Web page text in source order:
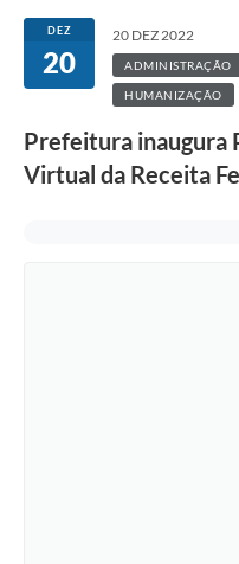
DEZ
20
20 DEZ 2022
ADMINISTRAÇÃO
HUMANIZAÇÃO
Prefeitura inaugura
Virtual da Receita